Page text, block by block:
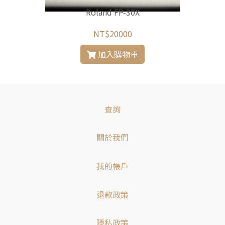
Roland FP-30X
NT$20000
加入購物車
查詢
關於我們
我的帳戶
退款政策